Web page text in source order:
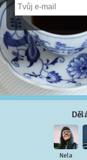
Nela